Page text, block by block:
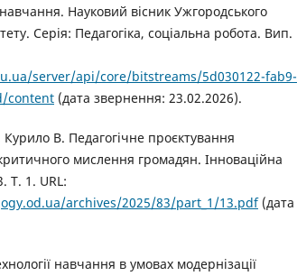
Науковий вісник Ужгородського
Серія: Педагогіка, соціальна робота. Вип.
server/api/core/bitstreams/5d030122-fab9-
content (дата звернення: 23.02.2026).
В. Педагогічне проєктування
мислення громадян. Інноваційна
Т. 1. URL:
archives/2025/83/part_1/13.pdf(дата
навчання в умовах модернізації